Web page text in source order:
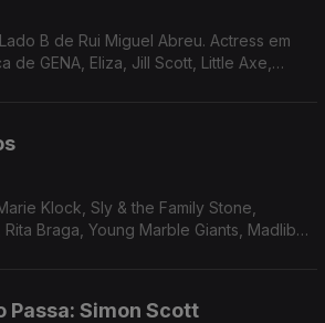
B de Rui Miguel Abreu. Actress em
de GENA, Eliza, Jill Scott, Little Axe,
Klock, Sly & the Family Stone,
Braga, Young Marble Giants, Madlib,
Passa: Simon Scott